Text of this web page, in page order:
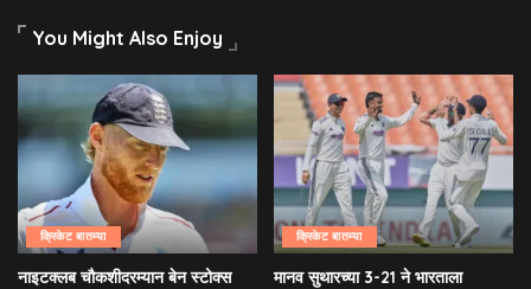
You Might Also Enjoy
क्रिकेट बातम्या
नाइटक्लब चौकशीदरम्यान बेन स्टोक्स
क्रिकेट बातम्या
मानव सुथारच्या 3-21 ने भारताला